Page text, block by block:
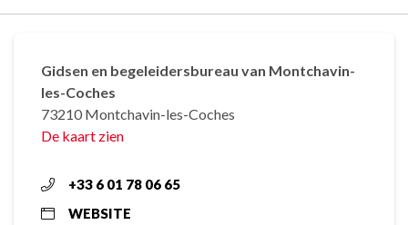
Gidsen en begeleidersbureau van Montchavin-
les-Coches
73210 Montchavin-les-Coches
De kaart zien
+33 6 01 78 06 65
WEBSITE